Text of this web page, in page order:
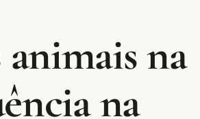
na
na